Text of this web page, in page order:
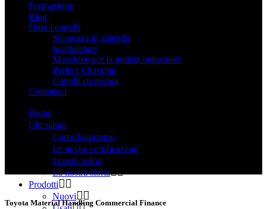
Formazione
Blog
Oltre i carrelli
Sicurezza in azienda
Scaffalature
Macchine per la pulizia industriale
Perfect Charging
Carrelli su misura
Contattaci
Home
Chi siamo
Come lavoriamo
Le nostre certificazioni
I nostri valori
La nostra storia
Prodotti
Nuovi
Toyota Material Handling Commercial Finance